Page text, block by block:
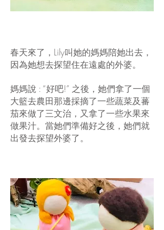
春天來了，Lily叫她的媽媽陪她出去，
因為她想去探望住在遠處的外婆。
媽媽說 : “好吧!” 之後，她們拿了一個
大籃去農田那邊採摘了一些蔬菜及蕃
茄來做了三文治，又拿了一些水果來
做果汁。當她們準備好之後，她們就
出發去探望外婆了。